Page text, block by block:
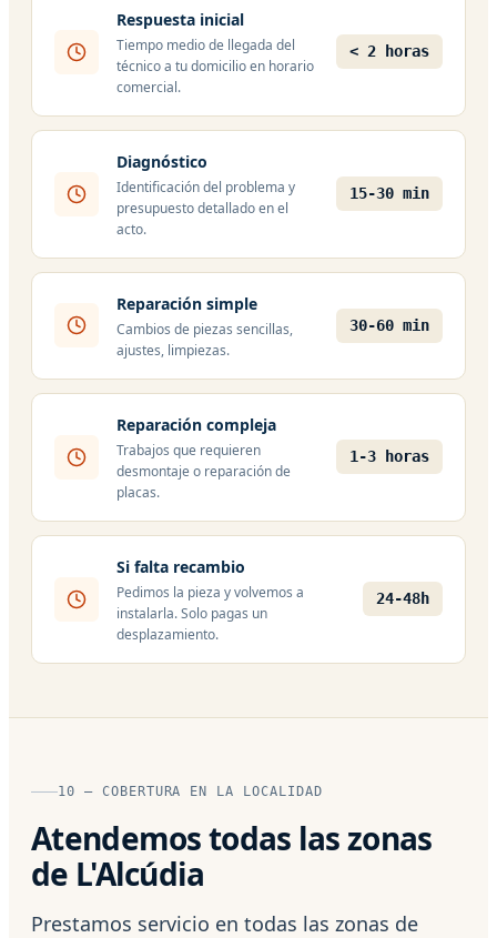
Respuesta inicial
Tiempo medio de llegada del
técnico a tu domicilio en horario
comercial.
< 2 horas
Diagnóstico
Identificación del problema y
presupuesto detallado en el
acto.
15-30 min
Reparación simple
Cambios de piezas sencillas,
ajustes, limpiezas.
30-60 min
Reparación compleja
Trabajos que requieren
desmontaje o reparación de
placas.
1-3 horas
Si falta recambio
Pedimos la pieza y volvemos a
instalarla. Solo pagas un
desplazamiento.
24-48h
10 — COBERTURA EN LA LOCALIDAD
Atendemos todas las zonas
de L'Alcúdia
Prestamos servicio en todas las zonas de